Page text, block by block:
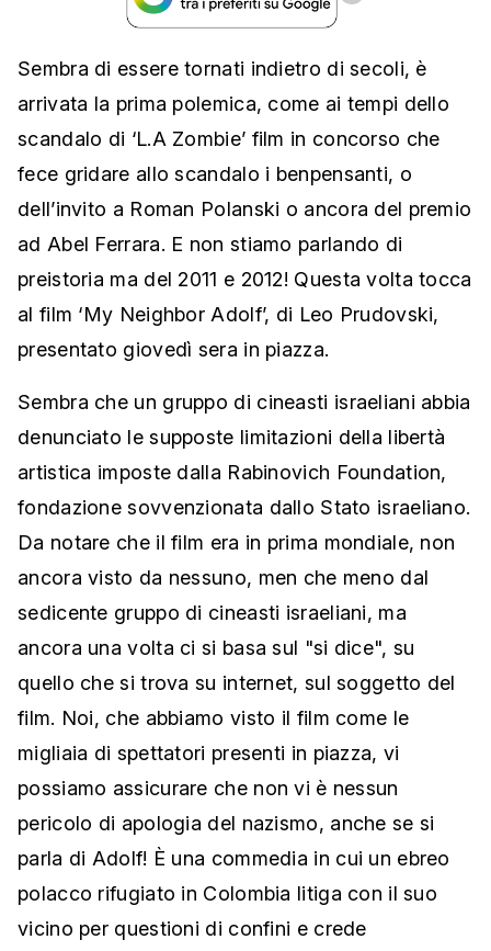
Sembra di essere tornati indietro di secoli, è
arrivata la prima polemica, come ai tempi dello
scandalo di ‘L.A Zombie’ film in concorso che
fece gridare allo scandalo i benpensanti, o
dell’invito a Roman Polanski o ancora del premio
ad Abel Ferrara. E non stiamo parlando di
preistoria ma del 2011 e 2012! Questa volta tocca
al film ‘My Neighbor Adolf’, di Leo Prudovski,
presentato giovedì sera in piazza.
Sembra che un gruppo di cineasti israeliani abbia
denunciato le supposte limitazioni della libertà
artistica imposte dalla Rabinovich Foundation,
fondazione sovvenzionata dallo Stato israeliano.
Da notare che il film era in prima mondiale, non
ancora visto da nessuno, men che meno dal
sedicente gruppo di cineasti israeliani, ma
ancora una volta ci si basa sul "si dice", su
quello che si trova su internet, sul soggetto del
film. Noi, che abbiamo visto il film come le
migliaia di spettatori presenti in piazza, vi
possiamo assicurare che non vi è nessun
pericolo di apologia del nazismo, anche se si
parla di Adolf! È una commedia in cui un ebreo
polacco rifugiato in Colombia litiga con il suo
vicino per questioni di confini e crede